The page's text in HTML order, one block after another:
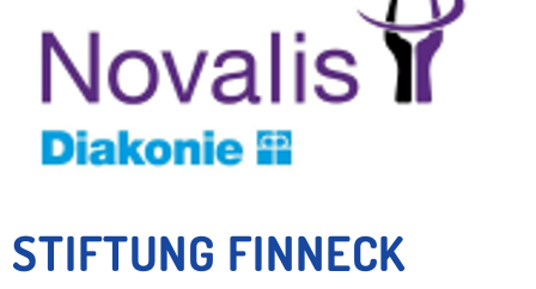
STIFTUNG FINNECK